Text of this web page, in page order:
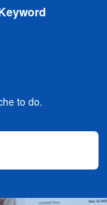
to do.